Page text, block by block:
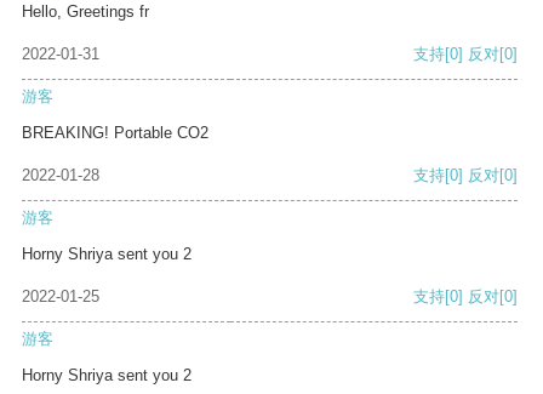
Hello, Greetings fr
2022-01-31 支持[0] 反对[0]
游客
BREAKING! Portable CO2
2022-01-28 支持[0] 反对[0]
游客
Horny Shriya sent you 2
2022-01-25 支持[0] 反对[0]
游客
Horny Shriya sent you 2